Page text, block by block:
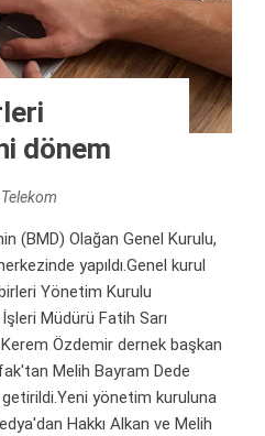
dönem
Telekom
(BMD) Olağan Genel Kurulu,
yapıldı.Genel kurul
Yönetim Kurulu
Müdürü Fatih Sarı
Özdemir dernek başkan
Melih Bayram Dede
yönetim kuruluna
Hakkı Alkan ve Melih